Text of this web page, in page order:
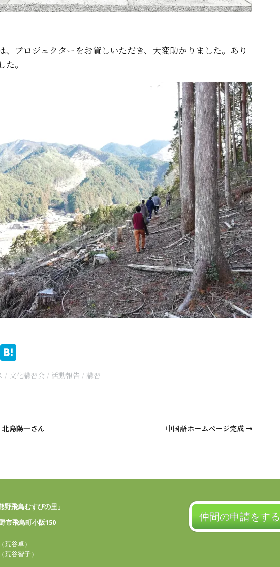
、プロジェクターをお貸しいただき、大変助かりました。あり
。
Line
文化講習会 活動報告 講習
島陽一さん 中国語ホームページ完成
野飛鳥むすびの里」
市飛鳥町小阪150
（荒谷卓）
荒谷智子）
仲間の申請をする